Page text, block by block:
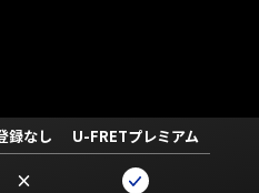
録なし U-FRETプレミアム
×